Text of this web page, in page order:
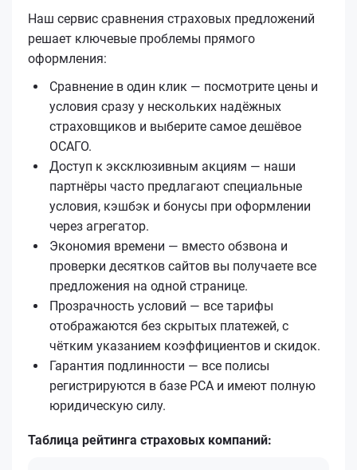
Наш сервис сравнения страховых предложений
решает ключевые проблемы прямого
оформления:
Сравнение в один клик — посмотрите цены и
условия сразу у нескольких надёжных
страховщиков и выберите самое дешёвое
ОСАГО.
Доступ к эксклюзивным акциям — наши
партнёры часто предлагают специальные
условия, кэшбэк и бонусы при оформлении
через агрегатор.
Экономия времени — вместо обзвона и
проверки десятков сайтов вы получаете все
предложения на одной странице.
Прозрачность условий — все тарифы
отображаются без скрытых платежей, с
чётким указанием коэффициентов и скидок.
Гарантия подлинности — все полисы
регистрируются в базе РСА и имеют полную
юридическую силу.
Таблица рейтинга страховых компаний: